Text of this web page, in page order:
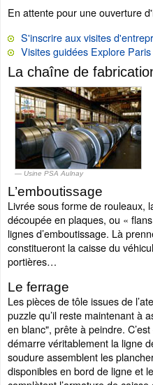
En attente pour une ouverture
S'inscrire aux visites
Visites guidées Explore Paris
La chaîne de
Usine PSA Aulnay
L’emboutissage
Livrée sous forme de rouleaux,
découpée en plaques, ou «
lignes d’emboutissage. Là
constitueront la caisse du
portières…
Le ferrage
Les pièces de tôle issues de
puzzle qu’il reste maintenant à
en blanc", prête à peindre.
démarre véritablement la ligne
soudure assemblent les
disponibles en bord de ligne et